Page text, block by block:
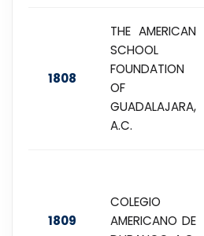
1808
THE AMERICAN
SCHOOL
FOUNDATION
OF
GUADALAJARA,
A.C.
1809
COLEGIO
AMERICANO DE